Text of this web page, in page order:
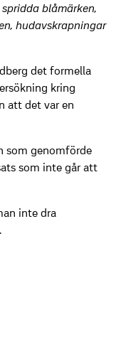
blåmärken,
hudavskrapningar
det formella
kring
att det var en
som genomförde
som inte går att
inte dra